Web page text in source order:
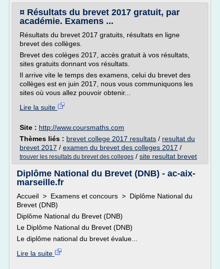
¤ Résultats du brevet 2017 gratuit, par
académie. Examens ...
Résultats du brevet 2017 gratuits, résultats en ligne
brevet des collèges.
Brevet des colèges 2017, accès gratuit à vos résultats,
sites gratuits donnant vos résultats.
Il arrive vite le temps des examens, celui du brevet des
collèges est en juin 2017, nous vous communiquons les
sites où vous allez pouvoir obtenir...
Lire la suite
Site : http://www.coursmaths.com
Thèmes liés : brevet college 2017 resultats / resultat du
brevet 2017 / examen du brevet des colleges 2017 /
trouver les resultats du brevet des colleges / site resultat brevet
Diplôme National du Brevet (DNB) - ac-aix-
marseille.fr
Accueil > Examens et concours > Diplôme National du
Brevet (DNB)
Diplôme National du Brevet (DNB)
Le Diplôme National du Brevet (DNB)
Le diplôme national du brevet évalue...
Lire la suite